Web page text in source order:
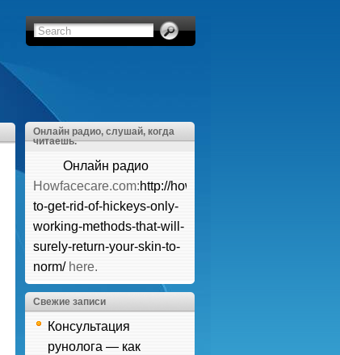
Онлайн радио, слушай, когда
читаешь.
Онлайн радио
Howfacecare.com:http://howfacecare.com/how-
to-get-rid-of-hickeys-only-
working-methods-that-will-
surely-return-your-skin-to-
norm/here.
Свежие записи
Консультация
рунолога — как